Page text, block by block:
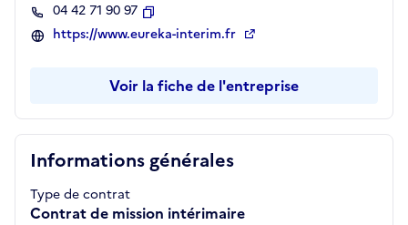
Informations générales
Type de contrat
Contrat de mission intérimaire
04 42 71 90 97
Copier
https://www.eureka-interim.fr
Voir la fiche de l'entreprise